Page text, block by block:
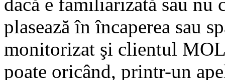
plasează în încaperea sau
monitorizat şi clientul
poate oricând, printr-un